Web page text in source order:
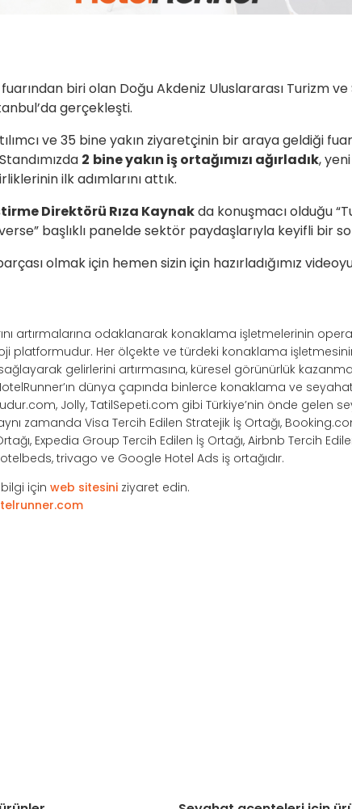
biri olan Doğu Akdeniz Uluslararası Turizm ve
gerçekleşti.
ve 35 bine yakın ziyaretçinin bir araya geldiği
2 bine yakın iş ortağımızı ağırladık,
ilk adımlarını attık.
Direktörü Rıza Kaynakda konuşmacı olduğu
başlıklı panelde sektör paydaşlarıyla keyifli bir
olmak için hemen sizin için hazırladığımız
artırmalarına odaklanarak konaklama işletmelerinin
platformudur. Her ölçekte ve türdeki konaklama
gelirlerini artırmasına, küresel görünürlük
dünya çapında binlerce konaklama ve
Jolly, TatilSepeti.com gibi Türkiye’nin önde gelen
zamanda Visa Tercih Edilen Stratejik İş Ortağı,
Expedia Group Tercih Edilen İş Ortağı, Airbnb Tercih
trivago ve Google Hotel Ads iş ortağıdır.
için web sitesini ziyaret edin.